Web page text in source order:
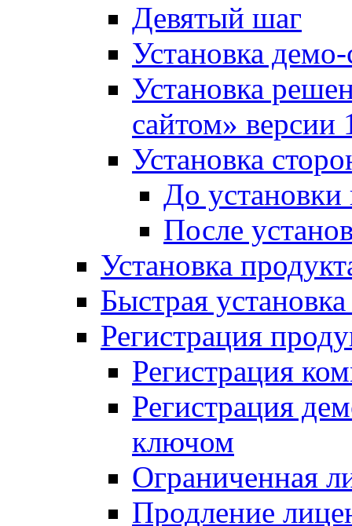
Девятый шаг
Установка
Установка
сайтом»
Установка
До установки
После
Установка
Быстрая
Регистрация
Регистрация
Регистрация
ключом
Ограниченная
Продление